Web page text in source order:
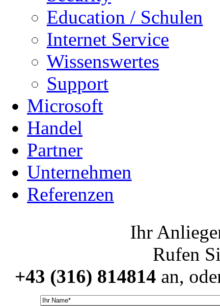
Education / Schulen
Internet Service
Wissenswertes
Support
Microsoft
Handel
Partner
Unternehmen
Referenzen
Ihr
Rufen
+43 (316) 814814 an,